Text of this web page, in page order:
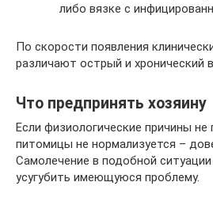
либо вязке с
По скорости появления
различают острый и хронический
Что предпринять хозяину
Если физиологические причины
питомицы не нормализуется –
Самолечение в подобной
усугубить имеющуюся проблему.